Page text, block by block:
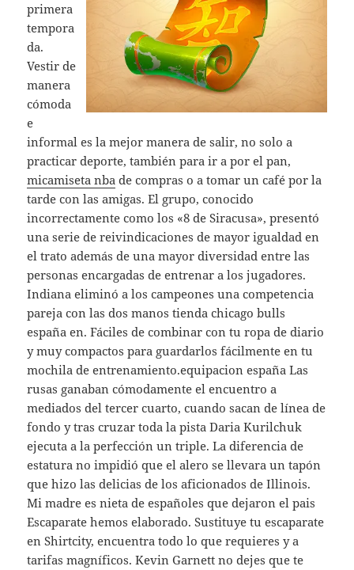
primera
tempora
da.
Vestir de
manera
cómoda
e
informal es la mejor manera de salir, no solo a
practicar deporte, también para ir a por el pan,
micamiseta nba de compras o a tomar un café por la
tarde con las amigas. El grupo, conocido
incorrectamente como los «8 de Siracusa», presentó
una serie de reivindicaciones de mayor igualdad en
el trato además de una mayor diversidad entre las
personas encargadas de entrenar a los jugadores.
Indiana eliminó a los campeones una competencia
pareja con las dos manos tienda chicago bulls
españa en. Fáciles de combinar con tu ropa de diario
y muy compactos para guardarlos fácilmente en tu
mochila de entrenamiento.equipacion españa Las
rusas ganaban cómodamente el encuentro a
mediados del tercer cuarto, cuando sacan de línea de
fondo y tras cruzar toda la pista Daria Kurilchuk
ejecuta a la perfección un triple. La diferencia de
estatura no impidió que el alero se llevara un tapón
que hizo las delicias de los aficionados de Illinois.
Mi madre es nieta de españoles que dejaron el pais
Escaparate hemos elaborado. Sustituye tu escaparate
en Shirtcity, encuentra todo lo que requieres y a
tarifas magníficos. Kevin Garnett no dejes que te